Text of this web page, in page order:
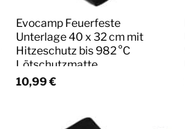
Evocamp Feuerfeste
Unterlage 40 x 32 cm mit
Hitzeschutz bis 982 °C
Lötschutzmatte
10,99 €